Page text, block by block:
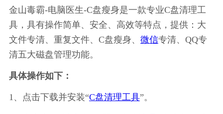
金山毒霸-电脑医生-C盘瘦身是一款专业C盘清理工
具，具有操作简单、安全、高效等特点，提供：大
文件专清、重复文件、C盘瘦身、 微信专清、QQ专
清五大磁盘管理功能。
具体操作如下：
1、点击下载并安装“C盘清理工具”。